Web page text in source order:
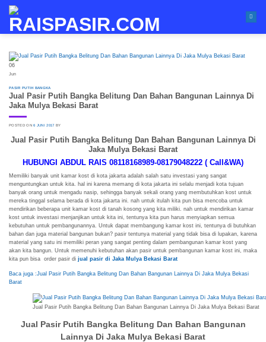
content
06
Jun
PASIR PUTIH BANGKA
Jual Pasir Putih Bangka Belitung Dan Bahan Bangunan Lainnya Di
Jaka Mulya Bekasi Barat
POSTED ON6 JUNI 2017 BY
Jual Pasir Putih Bangka Belitung Dan Bahan Bangunan Lainnya Di
Jaka Mulya Bekasi Barat
HUBUNGI ABDUL RAIS 08118168989-08179048222 ( Call&WA)
Memiliki banyak unit kamar kost di kota jakarta adalah salah satu investasi yang sangat
menguntungkan untuk kita. hal ini karena memang di kota jakarta ini selalu menjadi kota tujuan
banyak orang untuk mengadu nasip, sehingga banyak sekali orang yang membutuhkan kost untuk
mereka tinggal selama berada di kota jakarta ini. nah untuk itulah kita pun bisa mencoba untuk
mendirikan beberapa unit kamar kost di tanah kosong yang kita miliki. nah untuk mendirikan kamar
kost untuk investasi menjanjikan untuk kita ini, tentunya kita pun harus menyiapkan semua
kebutuhan untuk pembangunannya. Untuk dapat membangung kamar kost ini, tentunya di butuhkan
bahan dan juga material bangunan bukan? pasir tentunya material yang tidak bisa di lupakan, karena
material yang satu ini memiliki peran yang sangat penting dalam pembangunan kamar kost yang
akan kita bangun. Untuk memenuhi kebutuhan akan pasir untuk pembangunan kamar kost ini, maka
kita pun bisa order pasir di jual pasir di Jaka Mulya Bekasi Barat
Baca juga :Jual Pasir Putih Bangka Belitung Dan Bahan Bangunan Lainnya Di Jaka Mulya Bekasi
Barat
Jual Pasir Putih Bangka Belitung Dan Bahan Bangunan Lainnya Di Jaka Mulya Bekasi Barat
Jual Pasir Putih Bangka Belitung Dan Bahan Bangunan
Lainnya Di Jaka Mulya Bekasi Barat